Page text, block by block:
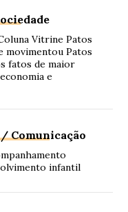
Vitrine Patos
movimentou Patos
fatos de maior
e
Comunicação
infantil